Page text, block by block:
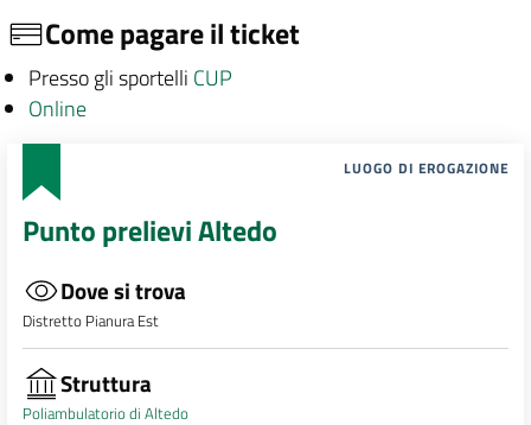
Come pagare il ticket
Presso gli sportelli CUP
Online
LUOGO DI EROGAZIONE
Punto prelievi Altedo
Dove si trova
Distretto Pianura Est
Struttura
Poliambulatorio di Altedo